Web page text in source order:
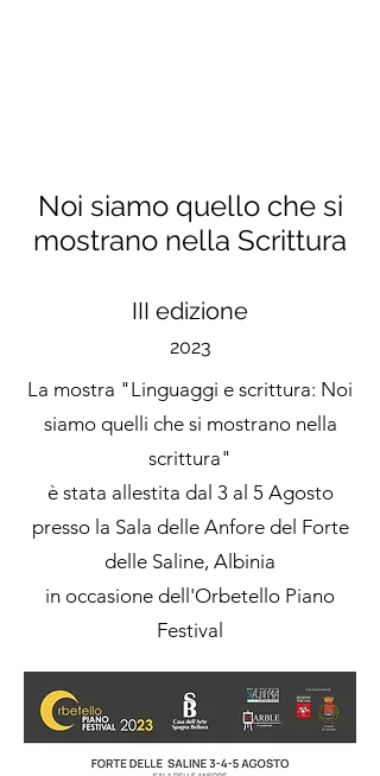
Noi siamo quello che si
mostrano nella Scrittura
III edizione
2023
La mostra "Linguaggi e scrittura: Noi
siamo quelli che si mostrano nella
scrittura"
è stata allestita dal 3 al 5 Agosto
presso la Sala delle Anfore del Forte
delle Saline, Albinia
in occasione dell'Orbetello Piano
Festival